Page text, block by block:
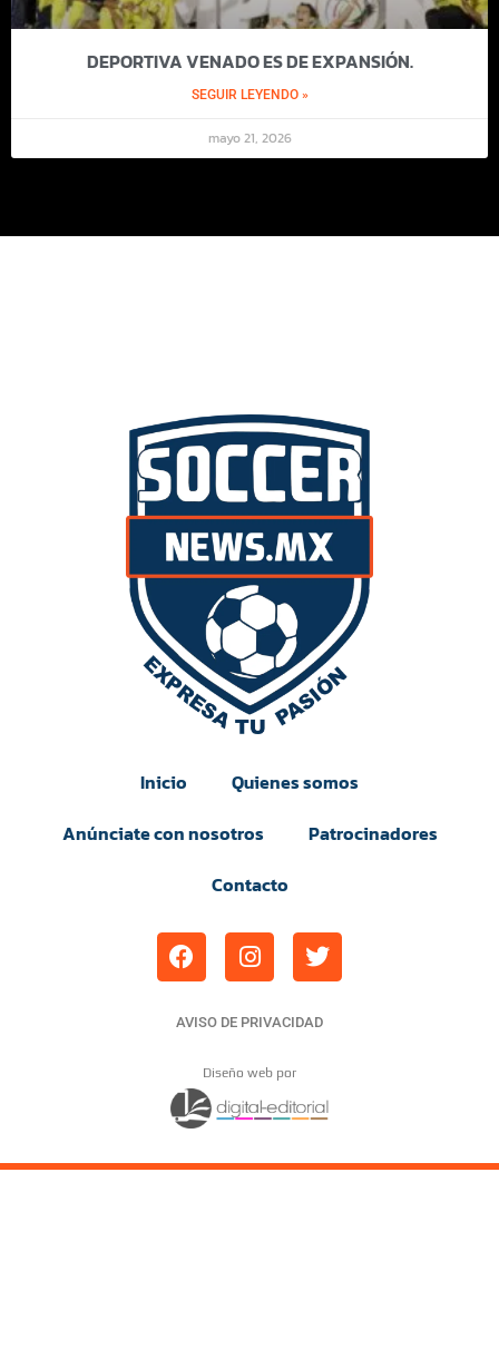
DEPORTIVA VENADO ES DE EXPANSIÓN.
SEGUIR LEYENDO »
mayo 21, 2026
Inicio
Quienes somos
Anúnciate con nosotros
Patrocinadores
Contacto
AVISO DE PRIVACIDAD
Diseño web por